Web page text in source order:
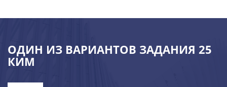
ОДИН ИЗ ВАРИАНТОВ ЗАДАНИЯ 25
КИМ